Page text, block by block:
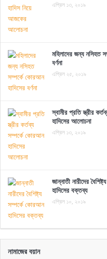
এপ্রিল ১৩, ২০১৯
মহিলাদের জন্য নসিহত
বর্ণনা
এপ্রিল ২৫, ২০১৯
স্বামীর প্রতি স্ত্রীর
হাদিসের আলোচনা
এপ্রিল ১৩, ২০১৯
জান্নাতী নারীদের
হাদিসের বক্তব্য
এপ্রিল ১০, ২০১৯
নামাজের বয়ান